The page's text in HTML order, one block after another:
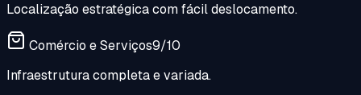
Localização estratégica com fácil deslocamento.
Comércio e Serviços9/10
Infraestrutura completa e variada.